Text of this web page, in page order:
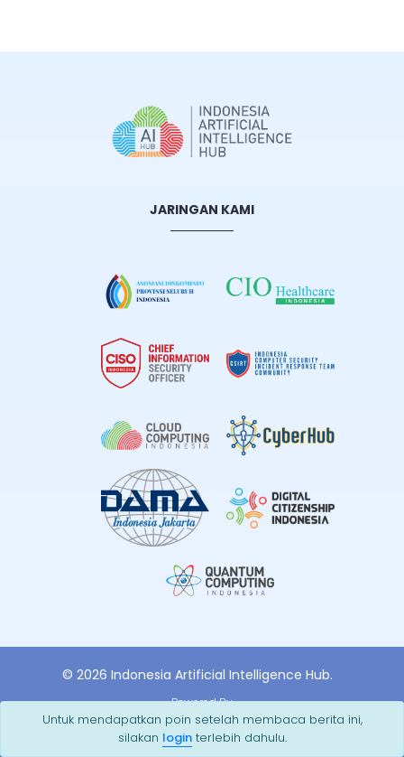
Untuk mendapatkan poin setelah membaca berita ini,
silakan loginterlebih dahulu.
JARINGAN KAMI
© 2026 Indonesia Artificial Intelligence Hub.
Powered By